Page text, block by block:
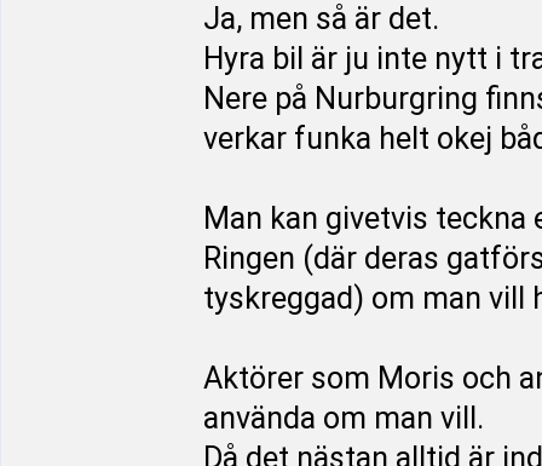
Ja, men så är det.
Hyra bil är ju inte nytt i
Nere på Nurburgring
verkar funka helt okej
Man kan givetvis teckna
Ringen (där deras
tyskreggad) om man vill
Aktörer som Moris och
använda om man vill.
Då det nästan alltid är